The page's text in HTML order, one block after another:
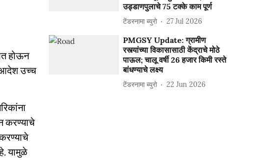
होऊन
आदेश उच्च
करण्याचे
यामुळे
उड्डाणपुलाचे 75 टक्के काम पूर्ण
टेंडरनामा ब्युरो 27 Jul 2026
PMGSY Update: ग्रामीण
रस्त्यांच्या विकासासाठी केंद्राचे मोठे
पाऊल; चालू वर्षी 26 हजार किमी रस्ते
बांधण्याचे लक्ष्य
टेंडरनामा ब्युरो 22 Jun 2026